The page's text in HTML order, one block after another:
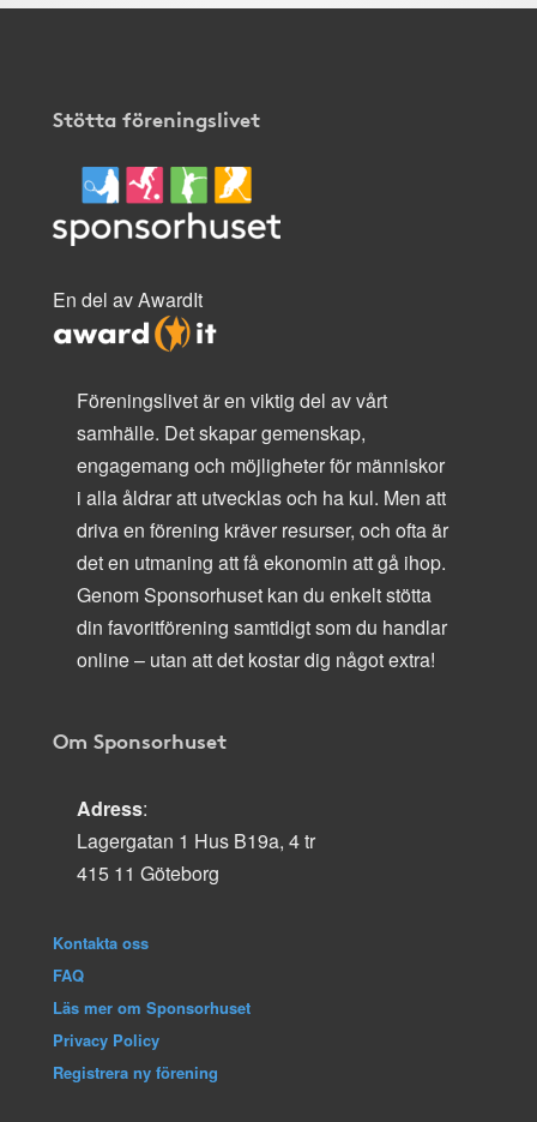
Stötta föreningslivet
En del av AwardIt
Föreningslivet är en viktig del av vårt
samhälle. Det skapar gemenskap,
engagemang och möjligheter för människor
i alla åldrar att utvecklas och ha kul. Men att
driva en förening kräver resurser, och ofta är
det en utmaning att få ekonomin att gå ihop.
Genom Sponsorhuset kan du enkelt stötta
din favoritförening samtidigt som du handlar
online – utan att det kostar dig något extra!
Om Sponsorhuset
Adress:
Lagergatan 1 Hus B19a, 4 tr
415 11 Göteborg
Kontakta oss
FAQ
Läs mer om Sponsorhuset
Privacy Policy
Registrera ny förening